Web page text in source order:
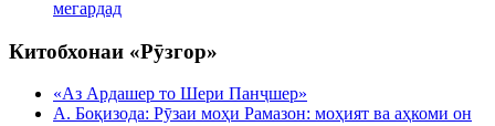
мегардад
Китобхонаи «Рӯзгор»
«Аз Ардашер то Шери Панҷшер»
А. Боқизода: Рӯзаи моҳи Рамазон: моҳият ва аҳкоми он